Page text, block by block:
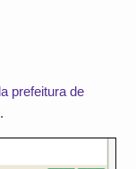
prefeitura de